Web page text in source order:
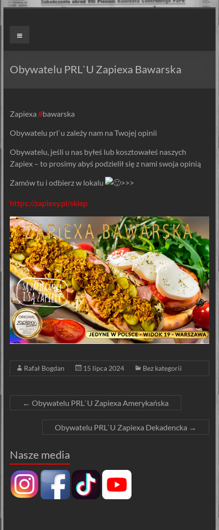
Skip
ZAPIEXY
–
SMAK
ORYGINALNE!
Zapiekanki
są
Menu
Obywatelu PRL`U Zapiexa Bawarska
Zapiexa #bawarska
Obywatelu prl`u zależy nam na Twojej opinii
Obywatelu, jeśli u nas byłeś lub kosztowałeś naszych
Zapiex – to prosimy abyś podzielił się z nami swoja opinią
Zamów tu i odbierz w lokalu >>>
https://zapiexy.pl/sklep
Rafał Bogdan 15 lipca 2024 Bez kategorii
← Obywatelu PRL`U Zapiexa Amerykańska
Obywatelu PRL`U Zapiexa Dekadencka →
Nasze media